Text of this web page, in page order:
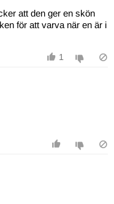
att den ger en skön
för att varva när en är i
1